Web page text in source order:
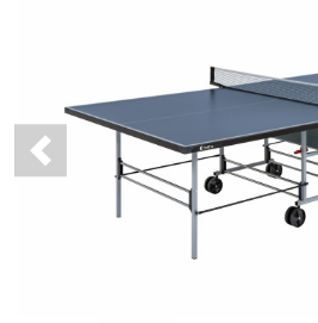
Previous